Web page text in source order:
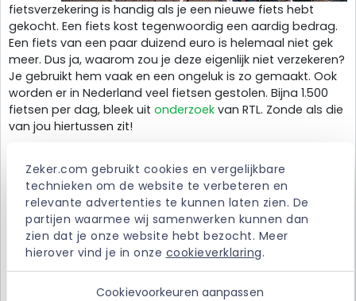
Zeker.com gebruikt cookies en vergelijkbare
technieken om de website te verbeteren en
relevante advertenties te kunnen laten zien. De
partijen waarmee wij samenwerken kunnen dan
zien dat je onze website hebt bezocht. Meer
hierover vind je in onze cookieverklaring.
Cookievoorkeuren aanpassen
fietsverzekering is handig als je een nieuwe fiets hebt
gekocht. Een fiets kost tegenwoordig een aardig bedrag.
Een fiets van een paar duizend euro is helemaal niet gek
meer. Dus ja, waarom zou je deze eigenlijk niet verzekeren?
Je gebruikt hem vaak en een ongeluk is zo gemaakt. Ook
worden er in Nederland veel fietsen gestolen. Bijna 1.500
fietsen per dag, bleek uit onderzoek van RTL. Zonde als die
van jou hiertussen zit!
Voordelen
Je krijgt een bedrag uitgekeerd als jouw fiets wordt
gestolen
Je bent voor een lage premie gedekt tegen diefstal
en schade
Ook schade aan jouw fiets wordt vergoed
Je kunt ook een tweedehands fiets verzekeren
Het is mogelijk om accessoires mee te verzekeren